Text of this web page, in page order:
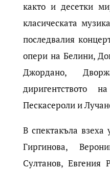
както и десетки
класическата
последвалия
опери на Белини,
Джордано,
диригентството
Пескасероли и
В спектакъла взеха
Гиргинова,
Султанов, Евгения